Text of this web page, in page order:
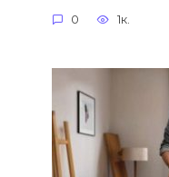
0 1к.